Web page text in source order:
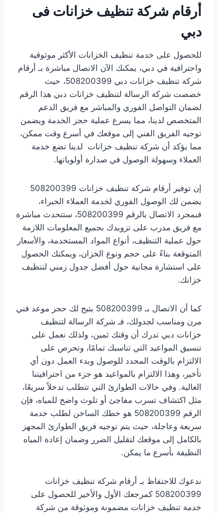
أرقام شركة تنظيف خزانات فى
دبي
للحصول على خدمة تنظيف الخزانات الأكثر موثوقية
واحترافية في دبي، يمكنك الآن الاتصال مباشرة بـ أرقام
شركة تنظيف خزانات دبي 508200399، حيث
خصصت شركة الرسالة لتنظيف خزانات دبي هذا الرقم
لضمان التواصل الفوري والمباشر مع فريق الدعم
المتخصص لدينا، مما يسرع عملية حجز الخدمة ويضمن
توجيه الفريق الفني إلى موقعك في أسرع وقت ممكن،
مما يؤكد أن شركة تنظيف خزانات لدينا تضع خدمة
العملاء وسهولة الوصول في صدارة أولوياتها.
إن توفير أرقام شركة تنظيف خزانات 508200399
يضمن لك الوصول الفوري لخدمة العملاء الخبراء،
فبمجرد الاتصال بالرقم 508200399، ستتحدث مباشرة
مع فريق مدرب على تزويدك بجميع المعلومات اللازمة
حول عملية التنظيف، أنواع المواد المستخدمة، والأسعار
المتوقعة بناءً على حجم ونوع الخزان، ويمكنك الحصول
على استشارة مجانية حول أفضل جدول زمني لتنظيف
خزانك.
كما أن الاتصال بـ 508200399 يتيح لك حجز موعد فني
مرن ومناسب لجدولك، فـ شركة الرسالة لتنظيف
خزانات دبي تدرك أن وقتك ثمين، ولذلك نعمل على
تنسيق المواعيد التي تناسبك تمامًا، ونحرص على
الالتزام بالوقت المحدد للوصول وبدء العمل دون أي
تأخير، وهذا الالتزام بالمواعيد هو جزء من احترافيتنا
العالية. وفي حالات الطوارئ التي تتطلب تدخلاً سريعًا،
مثل اكتشاف تسرب مفاجئ أو تلوث واضح للمياه، فإن
الرقم 508200399 هو خطك الساخن لطلب خدمة
سريعة وعاجلة، حيث يتم توجيه فريق الطوارئ المجهز
بالكامل إلى موقعك لتقليل الضرر وضمان إعادة المياه
النظيفة بأسرع ما يمكن.
ندعوك للاحتفاظ بـ أرقام شركة تنظيف خزانات
508200399 كمرجعك الأول والأخير للحصول على
خدمة تنظيف خزانات مضمونة وموثوقة من شركة